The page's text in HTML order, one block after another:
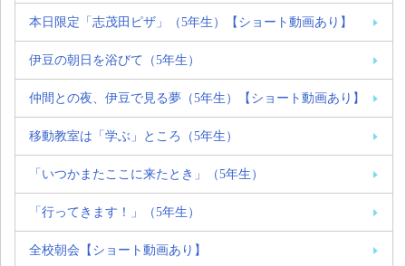
本日限定「志茂田ピザ」（5年生）【ショート動画あり】
伊豆の朝日を浴びて（5年生）
仲間との夜、伊豆で見る夢（5年生）【ショート動画あり】
移動教室は「学ぶ」ところ（5年生）
「いつかまたここに来たとき」（5年生）
「行ってきます！」（5年生）
全校朝会【ショート動画あり】